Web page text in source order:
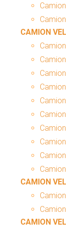
CAMION
CAMION
CAMION